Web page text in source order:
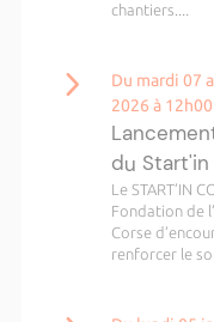
chantiers....
Du mardi 07
2026 à 12h00
du
Le START’IN
Fondation de
Corse
renforcer le